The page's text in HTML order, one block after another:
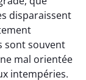
disparaissent
sont souvent
mal orientée
intempéries.